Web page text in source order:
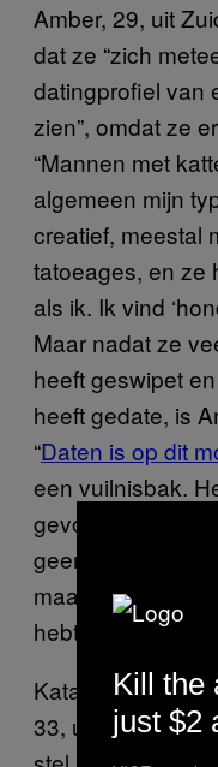
Amber, 29, uit
dat ze “zich
datingprofiel van
zien”, omdat ze
“Mannen met
algemeen mijn
creatief, meestal
tatoeages, en ze
als ik. Ik vind
Maar nadat ze
heeft geswipet
heeft gedate, is
“Daten is op dit
een vuilnisbak.
gevonden tussen
geen klootzak
maar maken het
hebt gekregen
Katachtigen
33, uit Dublin. “Ik
Kill the
just $2